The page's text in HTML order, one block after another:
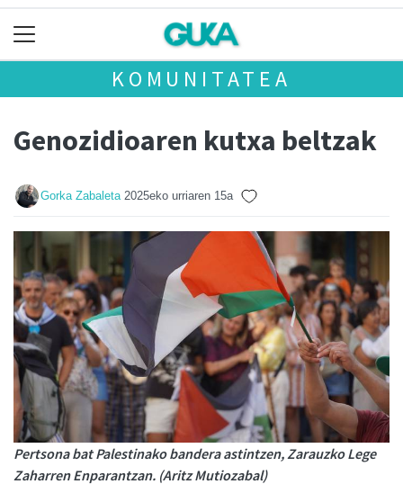
KOMUNITATEA
Genozidioaren kutxa beltzak
Gorka Zabaleta 2025eko urriaren 15a
Pertsona bat Palestinako bandera astintzen, Zarauzko Lege
Zaharren Enparantzan. (Aritz Mutiozabal)